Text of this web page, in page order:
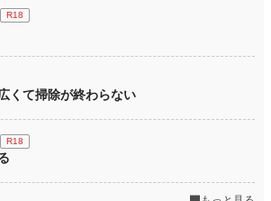
R18
くて掃除が終わらない
R18